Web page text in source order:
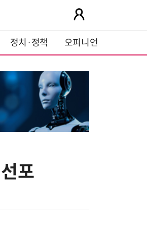
정치·정책 오피니언
포